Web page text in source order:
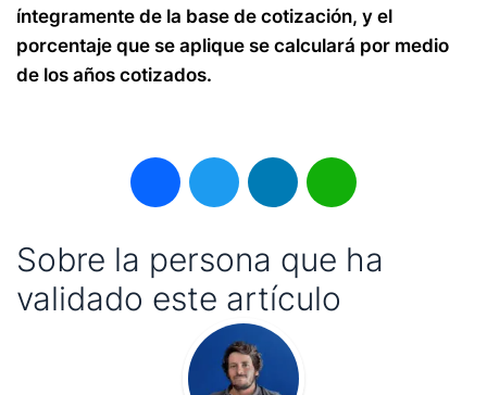
íntegramente de la base de cotización, y el
porcentaje que se aplique se calculará por medio
de los años cotizados.
FacebookTwitterLinkedInWhatsApp
Sobre la persona que ha
validado este artículo